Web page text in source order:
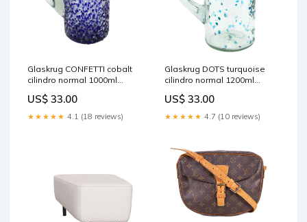
Glaskrug CONFETTI cobalt
cilindro normal 1000ml
US$ 33.00
★★★★★ 4.1 (18 reviews)
Glaskrug DOTS turquoise
cilindro normal 1200ml
US$ 33.00
★★★★★ 4.7 (10 reviews)